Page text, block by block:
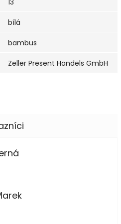
bílá
bambus
Zeller Present Handels GmbH